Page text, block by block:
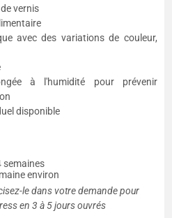
vernis
avec des variations de couleur,
à l'humidité pour prévenir
disponible
semaines
environ
le dans votre demande pour
en 3 à 5 jours ouvrés